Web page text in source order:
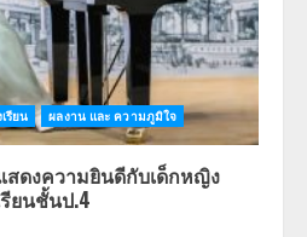
รียน ผลงาน และ ความภูมิใจ
สดงความยินดีกับเด็กหญิง
ยนชั้นป.4